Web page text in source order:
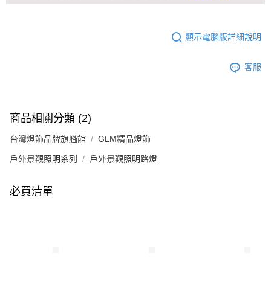
顯示電腦版詳細說明
客服
商品相關分類 (2)
台灣燈飾品牌旗艦館 GLM精品燈飾
戶外景觀照明系列 戶外景觀照明路燈
必買清單